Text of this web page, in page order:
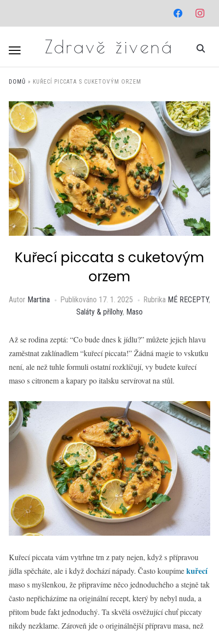
facebook
Zdravě živená
DOMŮ » KUŘECÍ PICCATA S CUKETOVÝM ORZEM
Kuřecí piccata s cuketovým
orzem
Autor Martina Publikováno 17. 1. 2025 Rubrika MÉ RECEPTY,
Saláty & přílohy, Maso
Až se rodina zeptá: “Co bude dnes k jídlu?” můžete jejich hlavu
zaměstnat zaklínadlem “kuřecí piccata!” Žádná magie to vskutku
není, ale než tuhle formuli ostatní rozklíčují, vy budete kuřecí
maso s citronem a kapary po italsku servírovat na stůl.⁠
Kuřecí piccata vám vytrhne trn z paty nejen, když s přípravou
jídla spěcháte, ale i když dochází nápady. Často koupímekuřecí
maso s myšlenkou, že připravíme něco jednoduchého a stejně tak
často nepřicházíme na originální recept, který by nebyl nuda, a
přitom bude fakt jednoduchý. Ta skvělá osvěžující chuť piccaty
nikdy nezklame. Zároveň jde o originálnější přípravu masa, než